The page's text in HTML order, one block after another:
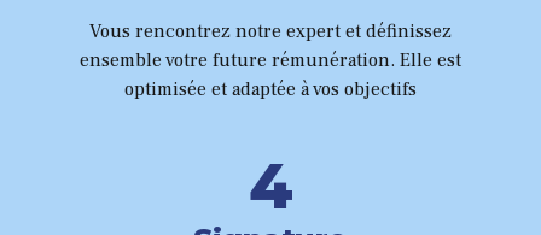
9
5
6
7
Vous rencontrez notre expert et définissez
ensemble votre future rémunération. Elle est
optimisée et adaptée à vos objectifs
2
3
4
1